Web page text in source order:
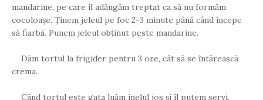
mandarine, pe care îl adăugăm treptat ca să nu formăm
cocoloașe. Ținem jeleul pe foc 2-3 minute până când începe
să fiarbă. Punem jeleul obținut peste mandarine.
Dăm tortul la frigider pentru 3 ore, cât să se întărească
crema.
Când tortul este gata luăm inelul jos și îl putem servi.